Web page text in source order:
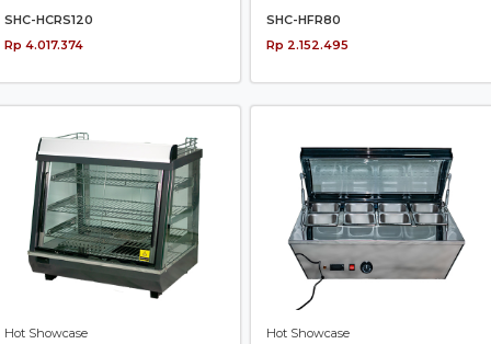
SHC-HCRS120
Rp 4.017.374
SHC-HFR80
Rp 2.152.495
Hot Showcase
Hot Showcase